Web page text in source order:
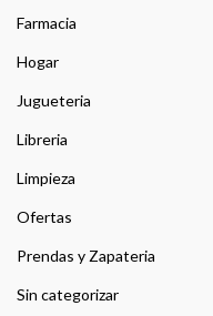
Farmacia
Hogar
Jugueteria
Libreria
Limpieza
Ofertas
Prendas y Zapateria
Sin categorizar